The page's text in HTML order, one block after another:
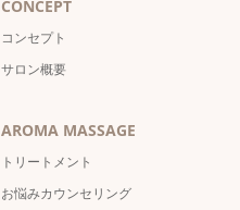
CONCEPT
コンセプト
サロン概要
AROMA MASSAGE
トリートメント
お悩みカウンセリング